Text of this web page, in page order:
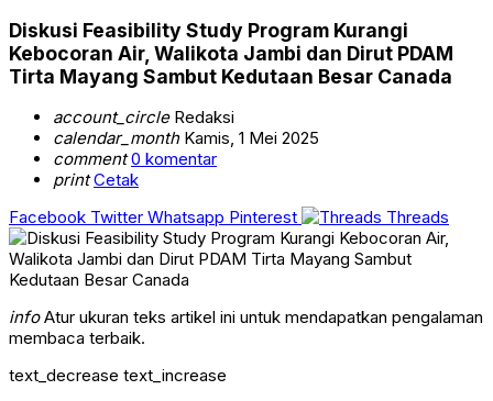
Diskusi Feasibility Study Program Kurangi
Kebocoran Air, Walikota Jambi dan Dirut PDAM
Tirta Mayang Sambut Kedutaan Besar Canada
account_circleRedaksi
calendar_monthKamis, 1 Mei 2025
comment 0 komentar
print Cetak
Facebook Twitter Whatsapp Pinterest Threads
infoAtur ukuran teks artikel ini untuk mendapatkan pengalaman
membaca terbaik.
text_decrease text_increase